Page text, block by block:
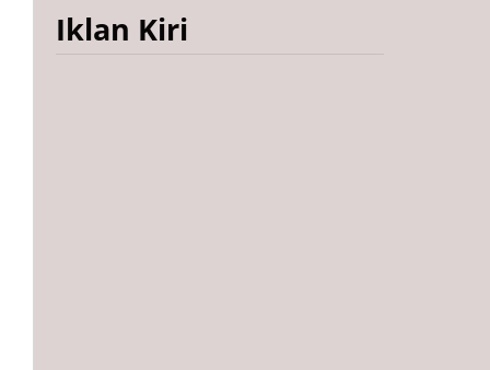
Pelaku Ditangkap
Iklan Kiri